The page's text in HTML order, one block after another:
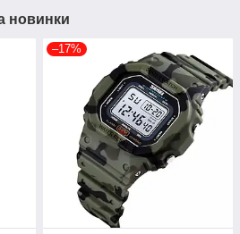
новинки
–17%